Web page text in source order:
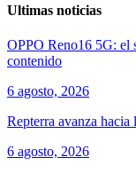
Ultimas noticias
OPPO Reno16 5G: el
contenido
6 agosto, 2026
Repterra avanza
6 agosto, 2026